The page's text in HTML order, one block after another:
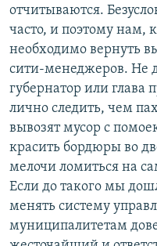
отчитываются.
часто, и поэтому нам,
необходимо вернуть
сити-менеджеров. Не
губернатор или глава
лично следить, чем
вывозят мусор с
красить бордюры во
мелочи ломиться на
Если до такого мы
менять систему
муниципалитетам